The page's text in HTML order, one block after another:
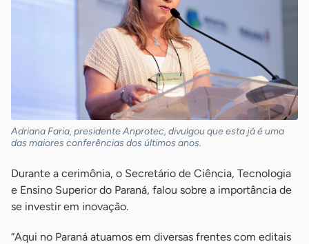
Adriana Faria, presidente Anprotec, divulgou que esta já é uma
das maiores conferências dos últimos anos.
Durante a cerimônia, o Secretário de Ciência, Tecnologia
e Ensino Superior do Paraná, falou sobre a importância de
se investir em inovação.
“Aqui no Paraná atuamos em diversas frentes com editais